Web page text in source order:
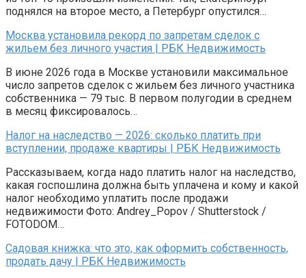
поднялся на второе место, а Петербург опустился…
Москва установила рекорд по запретам сделок с
жильем без личного участия | РБК Недвижимость
В июне 2026 года в Москве установили максимальное
число запретов сделок с жильем без личного участника
собственника — 79 тыс. В первом полугодии в среднем
в месяц фиксировалось…
Налог на наследство — 2026: сколько платить при
вступлении, продаже квартиры | РБК Недвижимость
Рассказываем, когда надо платить налог на наследство,
какая госпошлина должна быть уплачена и кому и какой
налог необходимо уплатить после продажи
недвижимости Фото: Andrey_Popov / Shutterstock /
FOTODOM…
Садовая книжка: что это, как оформить собственность,
продать дачу | РБК Недвижимость